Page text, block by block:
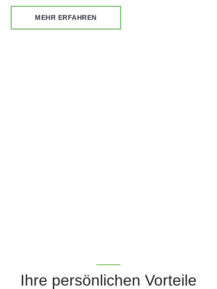
MEHR ERFAHREN
Ihre persönlichen Vorteile